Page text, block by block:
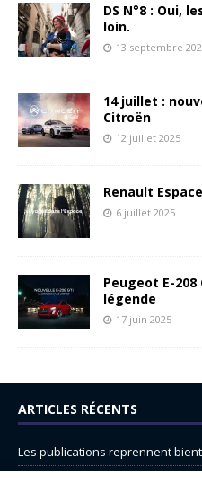
DS N°8 : Oui,
loin.
13 septembre
14 juillet :
Citroën
12 juillet 2025
Renault
6 juillet 2025
Peugeot E-208
légende
17 juin 2025
ARTICLES RÉCENTS
Les publications reprennent